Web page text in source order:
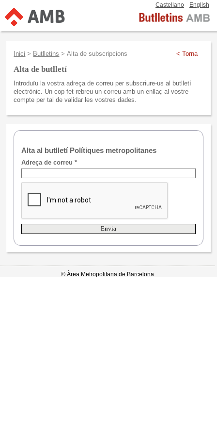
Castellano English
< Torna
Inici > Butlletins > Alta de subscripcions
Alta de butlletí
Introduïu la vostra adreça de correu per subscriure-us al butlletí
electrònic. Un cop fet rebreu un correu amb un enllaç al vostre
compte per tal de validar les vostres dades.
Alta al butlletí Polítiques metropolitanes
Adreça de correu *
© Àrea Metropolitana de Barcelona